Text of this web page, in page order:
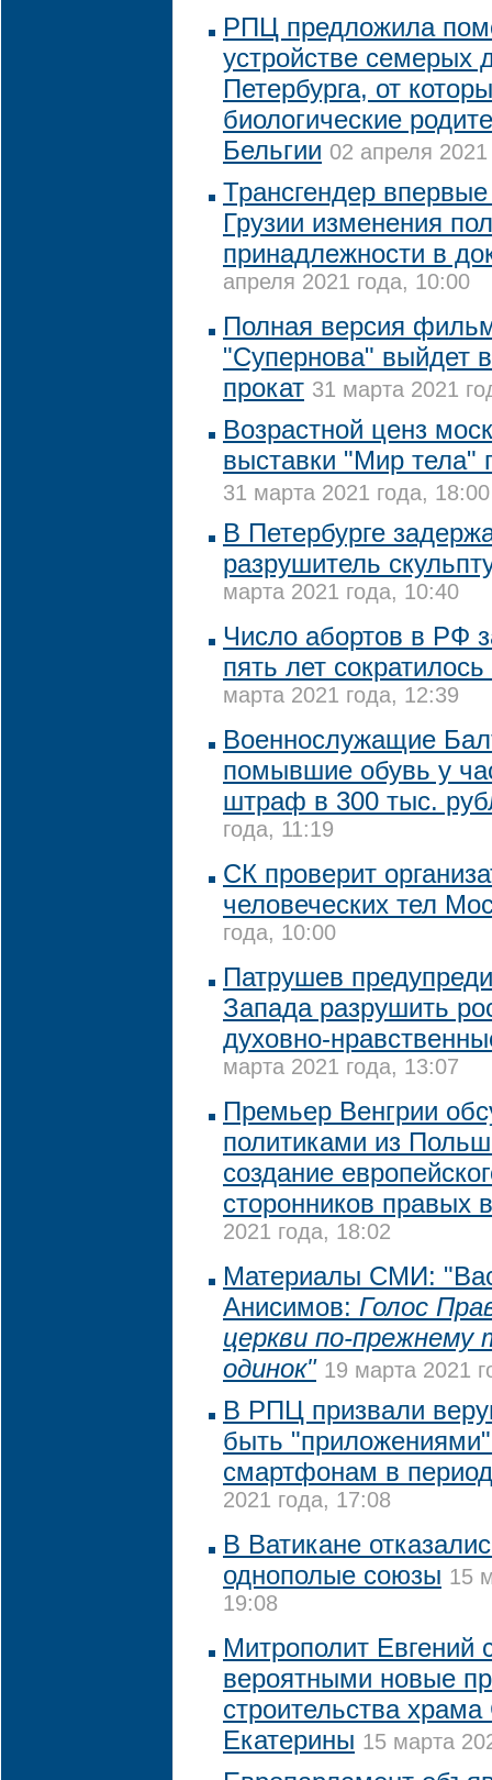
РПЦ предложила
устройстве семерых
Петербурга, от
биологические
Бельгии 02 апреля
Трансгендер
Грузии изменения
принадлежности в
апреля 2021 года, 10:00
Полная версия
"Супернова" выйдет
прокат 31 марта 2021
Возрастной ценз
выставки "Мир тела"
31 марта 2021 года, 18:00
В Петербурге
разрушитель
марта 2021 года, 10:40
Число абортов в РФ
пять лет
марта 2021 года, 12:39
Военнослужащие
помывшие обувь у
штраф в 300 тыс.
года, 11:19
СК проверит
человеческих тел
года, 10:00
Патрушев
Запада разрушить
духовно-
марта 2021 года, 13:07
Премьер Венгрии
политиками из
создание
сторонников правых
2021 года, 18:02
Материалы СМИ:
Анисимов: Голос
церкви по-прежнему
одинок" 19 марта 2021
В РПЦ призвали
быть
смартфонам в
2021 года, 17:08
В Ватикане
однополые союзы 15
19:08
Митрополит Евгений
вероятными новые
строительства
Екатерины 15 марта